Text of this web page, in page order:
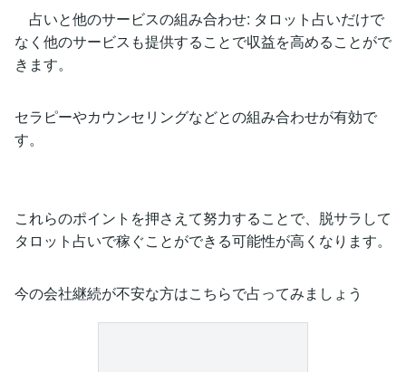
占いと他のサービスの組み合わせ: タロット占いだけで
なく他のサービスも提供することで収益を高めることがで
きます。
セラピーやカウンセリングなどとの組み合わせが有効で
す。
これらのポイントを押さえて努力することで、脱サラして
タロット占いで稼ぐことができる可能性が高くなります。
今の会社継続が不安な方はこちらで占ってみましょう